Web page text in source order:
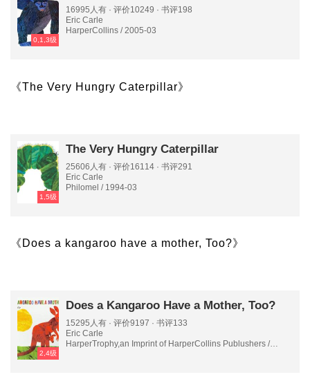
0,1,3级
16995人有 · 评价10249 · 书评198
Eric Carle
HarperCollins / 2005-03
《The Very Hungry Caterpillar》
1,5级
The Very Hungry Caterpillar
25606人有 · 评价16114 · 书评291
Eric Carle
Philomel / 1994-03
《Does a kangaroo have a mother, Too?》
2,4级
Does a Kangaroo Have a Mother, Too?
15295人有 · 评价9197 · 书评133
Eric Carle
HarperTrophy,an Imprint of HarperCollins Publushers /